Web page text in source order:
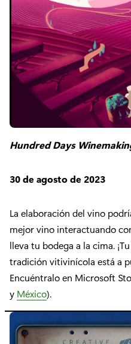
Hundred Days
30 de agosto de 2023
La elaboración del vino
mejor vino interactuando
lleva tu bodega a la cima.
tradición vitivinícola está a
Encuéntralo en Microsoft
y México).